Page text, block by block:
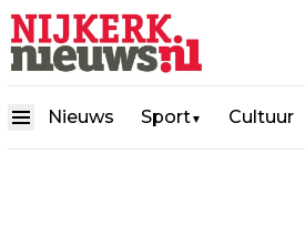
Nieuws Sport▼ Cultuur